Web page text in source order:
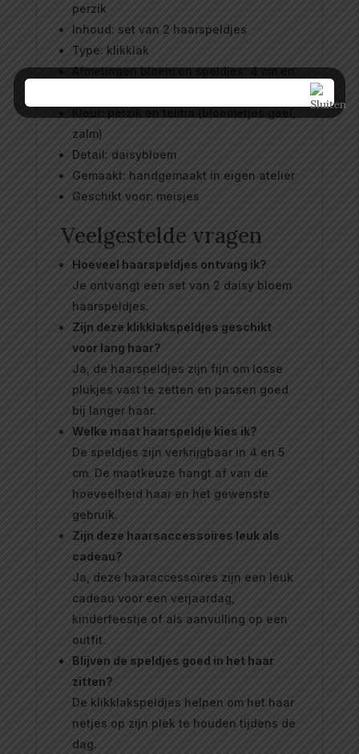
perzik
Inhoud: set van 2 haarspeldjes
Type: klikklak
Afmetingen bloem en speldjes: 4 cm en
zalm)
Detail: daisybloem
Gemaakt: handgemaakt in eigen atelier
Geschikt voor: meisjes
Veelgestelde vragen
Hoeveel haarspeldjes ontvang ik?
Je ontvangt een set van 2 daisy bloem
haarspeldjes.
Zijn deze klikklakspeldjes geschikt
voor lang haar?
Ja, de haarspeldjes zijn fijn om losse
plukjes vast te zetten en passen goed
bij langer haar.
Welke maat haarspeldje kies ik?
De speldjes zijn verkrijgbaar in 4 en 5
cm. De maatkeuze hangt af van de
hoeveelheid haar en het gewenste
gebruik.
Zijn deze haarsaccessoires leuk als
cadeau?
Ja, deze haaraccessoires zijn een leuk
cadeau voor een verjaardag,
kinderfeestje of als aanvulling op een
outfit.
Blijven de speldjes goed in het haar
zitten?
De klikklakspeldjes helpen om het haar
netjes op zijn plek te houden tijdens de
dag.